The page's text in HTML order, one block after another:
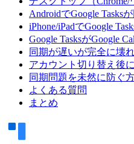
AndroidでGoogle Tasks
iPhone/iPadでGoogle
Google TasksがGoogle
同期が遅いが完全に壊
アカウント切り替え後
同期問題を未然に防ぐ
よくある質問
まとめ